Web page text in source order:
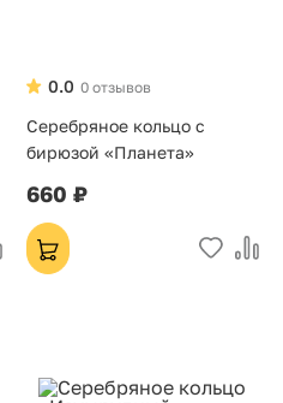
0 отзывов
0.0
Серебряное кольцо с
бирюзой «Планета»
660 ₽